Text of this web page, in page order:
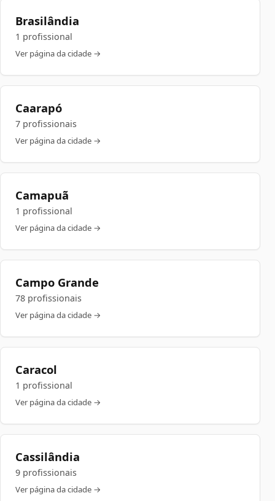
Brasilândia
1 profissional
Ver página da cidade →
Caarapó
7 profissionais
Ver página da cidade →
Camapuã
1 profissional
Ver página da cidade →
Campo Grande
78 profissionais
Ver página da cidade →
Caracol
1 profissional
Ver página da cidade →
Cassilândia
9 profissionais
Ver página da cidade →